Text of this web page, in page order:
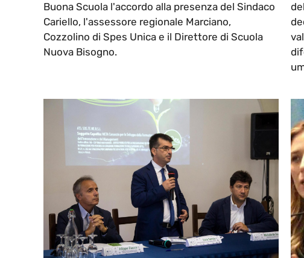
Buona Scuola l'accordo alla presenza del Sindaco
Cariello, l'assessore regionale Marciano,
Cozzolino di Spes Unica e il Direttore di Scuola
Nuova Bisogno.